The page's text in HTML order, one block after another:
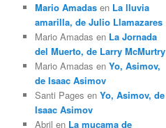
Mario Amadas en La lluvia
amarilla, de Julio Llamazares
Mario Amadas en La Jornada
del Muerto, de Larry McMurtry
Mario Amadas en Yo, Asimov,
de Isaac Asimov
Santi Pages en Yo, Asimov, de
Isaac Asimov
Abril en La mucama de